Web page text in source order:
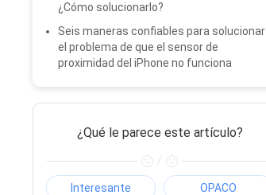
¿Cómo solucionarlo?
Seis maneras confiables para solucionar
el problema de que el sensor de
proximidad del iPhone no funciona
¿Qué le parece este artículo?
/
Interesante OPACO